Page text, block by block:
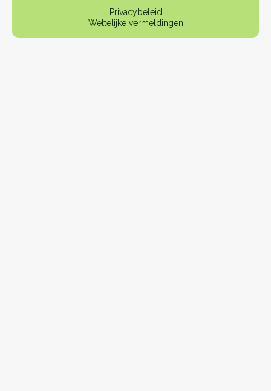
Privacybeleid
Wettelijke vermeldingen